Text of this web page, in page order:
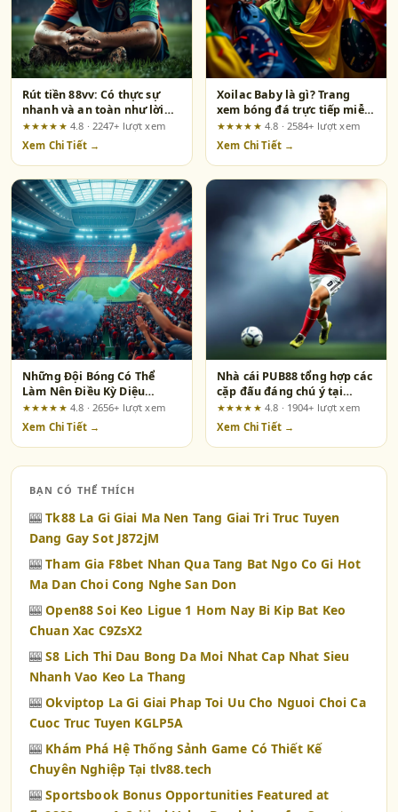
Rút tiền 88vv: Có thực sự
nhanh và an toàn như lời
đồn?
★★★★★ 4.8 · 2247+ lượt xem
Xem Chi Tiết →
Xoilac Baby là gì? Trang
xem bóng đá trực tiếp miễn
phí chất lượng cao
★★★★★ 4.8 · 2584+ lượt xem
Xem Chi Tiết →
Những Đội Bóng Có Thể
Làm Nên Điều Kỳ Diệu
World Cup 2026
★★★★★ 4.8 · 2656+ lượt xem
Xem Chi Tiết →
Nhà cái PUB88 tổng hợp các
cặp đấu đáng chú ý tại
World Cup
★★★★★ 4.8 · 1904+ lượt xem
Xem Chi Tiết →
BẠN CÓ THỂ THÍCH
🎰Tk88 La Gi Giai Ma Nen Tang Giai Tri Truc Tuyen
Dang Gay Sot J872jM
🎰Tham Gia F8bet Nhan Qua Tang Bat Ngo Co Gi Hot
Ma Dan Choi Cong Nghe San Don
🎰Open88 Soi Keo Ligue 1 Hom Nay Bi Kip Bat Keo
Chuan Xac C9ZsX2
🎰S8 Lich Thi Dau Bong Da Moi Nhat Cap Nhat Sieu
Nhanh Vao Keo La Thang
🎰Okviptop La Gi Giai Phap Toi Uu Cho Nguoi Choi Ca
Cuoc Truc Tuyen KGLP5A
🎰 Khám Phá Hệ Thống Sảnh Game Có Thiết Kế
Chuyên Nghiệp Tại tlv88.tech
🎰Sportsbook Bonus Opportunities Featured at